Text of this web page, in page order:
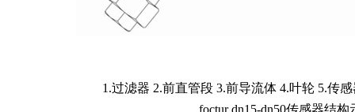
1.过滤器 2.前直管段 3.前导流体 4.叶轮 5.传
foctur dn15-dn50传感器结构示